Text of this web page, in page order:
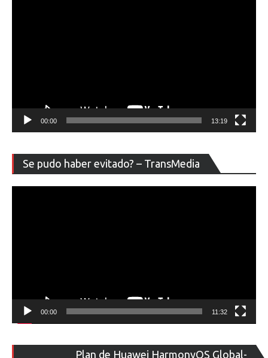
00:00 13:19
Se pudo haber evitado? – TransMedia
de
00:00 11:32
Plan de Huawei HarmonyOS Global-